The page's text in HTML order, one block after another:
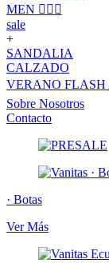
MEN 🙋🏽‍♂️
sale
+
SANDALIA
CALZADO
VERANO FLASH
Sobre Nosotros
Contacto
· Botas
Ver Más